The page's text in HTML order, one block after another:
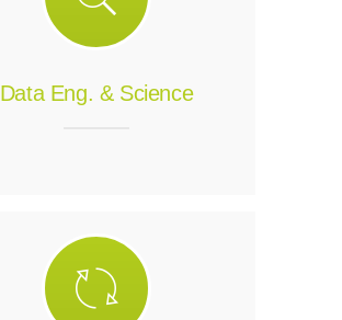
Data Eng. & Science